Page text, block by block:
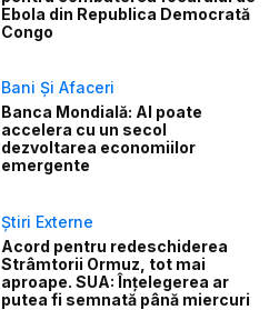
Ebola din Republica Democrată
Congo
Bani Și Afaceri
Banca Mondială: AI poate
accelera cu un secol
dezvoltarea economiilor
emergente
Știri Externe
Acord pentru redeschiderea
Strâmtorii Ormuz, tot mai
aproape. SUA: Înțelegerea ar
putea fi semnată până miercuri